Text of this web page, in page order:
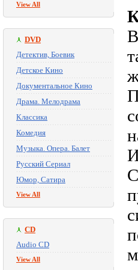
View All
DVD
Детектив, Боевик
Детское Кино
Документальное Кино
Драма. Мелодрама
Классика
Комедия
Музыка. Опера. Балет
Русский Сериал
Юмор, Сатира
View All
CD
Audio CD
View All